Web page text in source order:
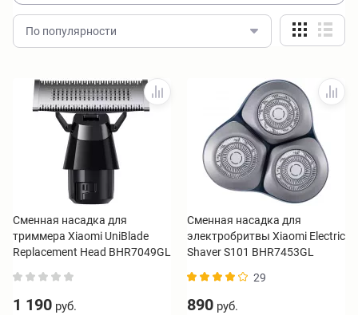
По популярности
Сменная насадка для
триммера Xiaomi UniBlade
Replacement Head BHR7049GL
1 190 руб.
Сменная насадка для
электробритвы Xiaomi Electric
Shaver S101 BHR7453GL
29
890 руб.